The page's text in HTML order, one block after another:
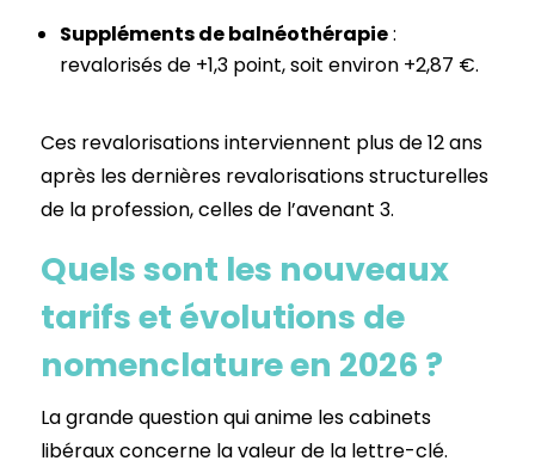
Suppléments de balnéothérapie:
revalorisés de +1,3 point, soit environ +2,87 €.
Ces revalorisations interviennent plus de 12 ans
après les dernières revalorisations structurelles
de la profession, celles de l’avenant 3.
Quels sont les nouveaux
tarifs et évolutions de
nomenclature en 2026 ?
La grande question qui anime les cabinets
libéraux concerne la valeur de la lettre-clé.